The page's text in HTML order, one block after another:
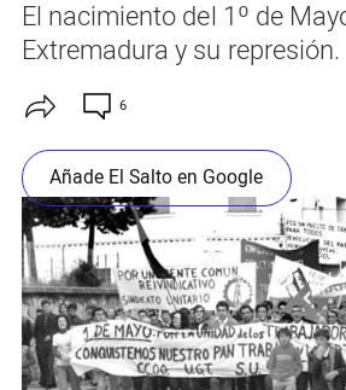
El nacimiento del 1º de
Extremadura y su represión.
6
Añade El Salto en Google